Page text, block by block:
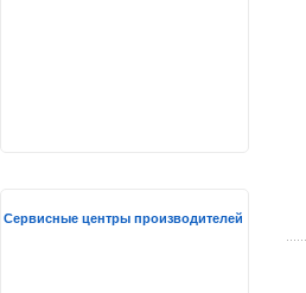
Сервисные центры производителей